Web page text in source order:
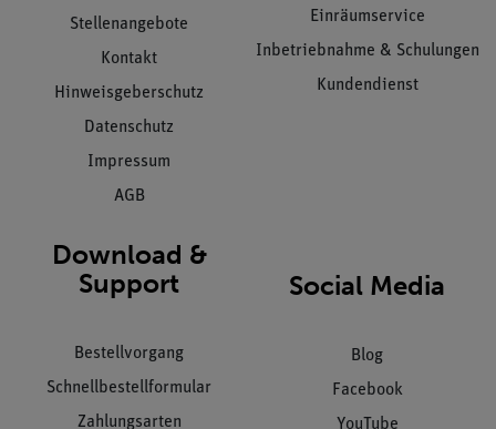
Stellenangebote
Kontakt
Hinweisgeberschutz
Datenschutz
Impressum
AGB
Einräumservice
Inbetriebnahme & Schulungen
Kundendienst
Download &
Support
Bestellvorgang
Schnellbestellformular
Zahlungsarten
Social Media
Blog
Facebook
YouTube